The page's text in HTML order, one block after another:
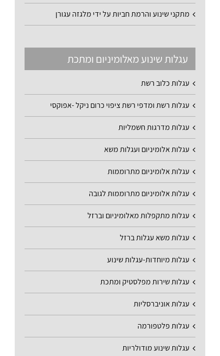
מתקני שינוע והרמת חביות על ידי מלגזה עגורן
עגלות שינוע מאלומיניום ומתכת
עגלות כלוב רשת
עגלות רשת ומדפי רשת ציפוי כרום ניקל -אפוקסי
עגלות מדרגות חשמליות
עגלות אלומיניום ועגלות משא
עגלות אלומיניום מתרוממות
עגלות אלומיניום מתרוממות לגובה
עגלות מתקפלות מאלומיניום וברזל
עגלות משא עגלות ברזל
עגלות מיוחדות-עגלות שינוע
עגלות שירות מפלסטיק ומתכת
עגלות אוניברסליות
עגלות פלטפורמה
עגלות שינוע מודולריות